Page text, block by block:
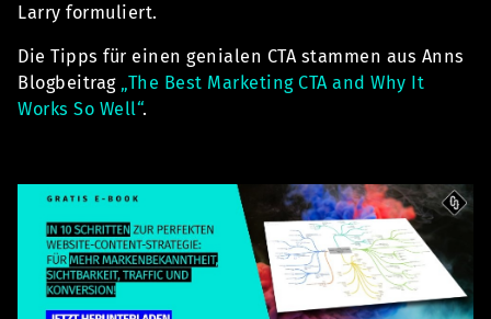
Larry formuliert.
Die Tipps für einen genialen CTA stammen aus Anns
Blogbeitrag „The Best Marketing CTA and Why It
Works So Well“.